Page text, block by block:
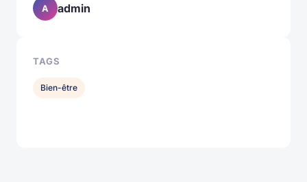
A admin
TAGS
Bien-être